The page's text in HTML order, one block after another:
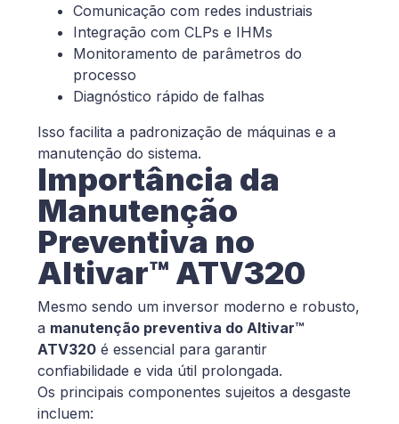
Comunicação com redes industriais
Integração com CLPs e IHMs
Monitoramento de parâmetros do
processo
Diagnóstico rápido de falhas
Isso facilita a padronização de máquinas e a
manutenção do sistema.
Importância da
Manutenção
Preventiva no
Altivar™ ATV320
Mesmo sendo um inversor moderno e robusto,
a manutenção preventiva do Altivar™
ATV320 é essencial para garantir
confiabilidade e vida útil prolongada.
Os principais componentes sujeitos a desgaste
incluem: